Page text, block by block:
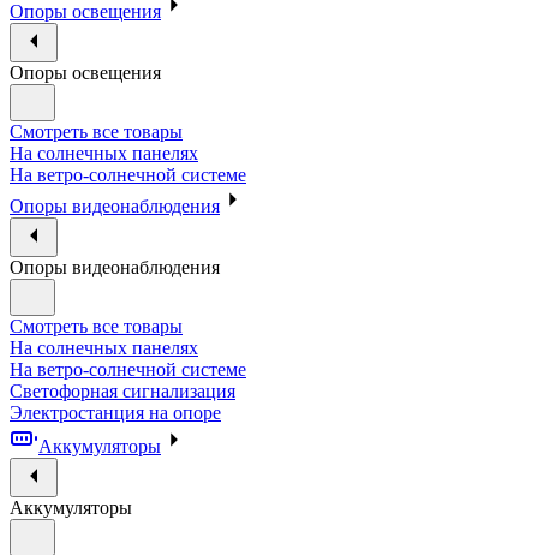
Опоры освещения
Опоры освещения
Смотреть все товары
На солнечных панелях
На ветро-солнечной системе
Опоры видеонаблюдения
Опоры видеонаблюдения
Смотреть все товары
На солнечных панелях
На ветро-солнечной системе
Светофорная сигнализация
Электростанция на опоре
Аккумуляторы
Аккумуляторы